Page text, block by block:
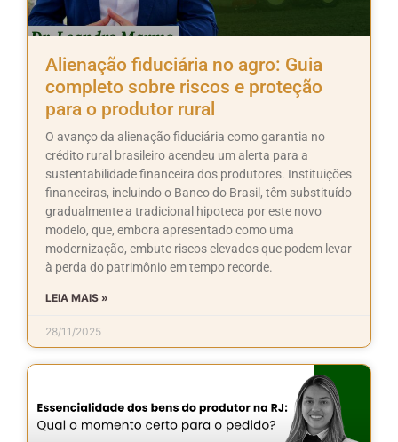
Alienação fiduciária no agro: Guia
completo sobre riscos e proteção
para o produtor rural
O avanço da alienação fiduciária como garantia no
crédito rural brasileiro acendeu um alerta para a
sustentabilidade financeira dos produtores. Instituições
financeiras, incluindo o Banco do Brasil, têm substituído
gradualmente a tradicional hipoteca por este novo
modelo, que, embora apresentado como uma
modernização, embute riscos elevados que podem levar
à perda do patrimônio em tempo recorde.
LEIA MAIS »
28/11/2025